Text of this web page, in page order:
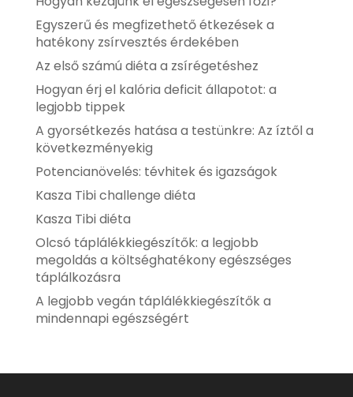
Egyszerű és megfizethető étkezések a
hatékony zsírvesztés érdekében
Az első számú diéta a zsírégetéshez
Hogyan érj el kalória deficit állapotot: a
legjobb tippek
A gyorsétkezés hatása a testünkre: Az íztől a
következményekig
Potencianövelés: tévhitek és igazságok
Kasza Tibi challenge diéta
Kasza Tibi diéta
Olcsó táplálékkiegészítők: a legjobb
megoldás a költséghatékony egészséges
táplálkozásra
A legjobb vegán táplálékkiegészítők a
mindennapi egészségért